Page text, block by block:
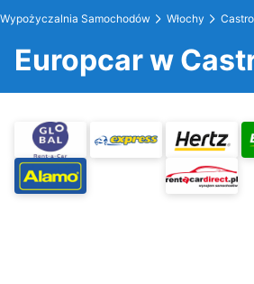
Wypożyczalnia Samochodów Włochy
Europcar w